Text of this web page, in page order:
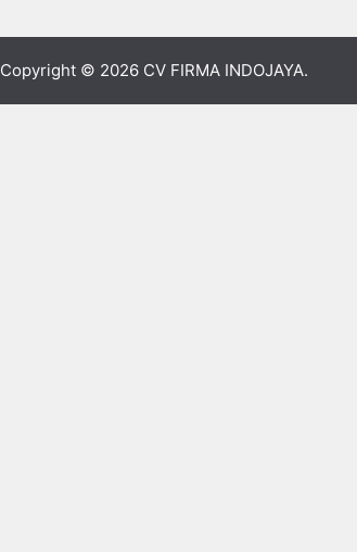
Copyright © 2026 CV FIRMA INDOJAYA.